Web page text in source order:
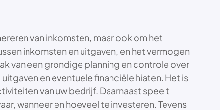
van inkomsten, maar ook om het
inkomsten en uitgaven, en het vermogen
van een grondige planning en controle over
en eventuele financiële hiaten. Het is
van uw bedrijf. Daarnaast speelt
wanneer en hoeveel te investeren. Tevens